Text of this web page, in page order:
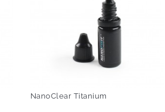
NanoClear Titanium